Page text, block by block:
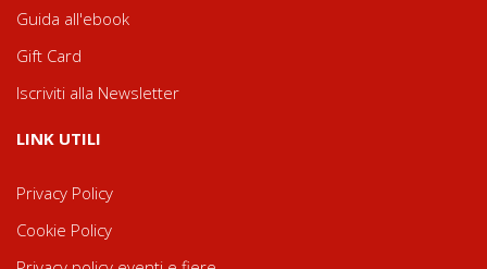
Guida all'ebook
Gift Card
Iscriviti alla Newsletter
LINK UTILI
Privacy Policy
Cookie Policy